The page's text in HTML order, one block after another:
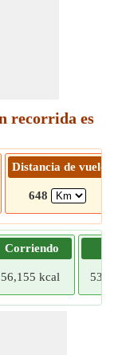
recorrida es
Distancia de vuelo
648
Corriendo
56,155 kcal